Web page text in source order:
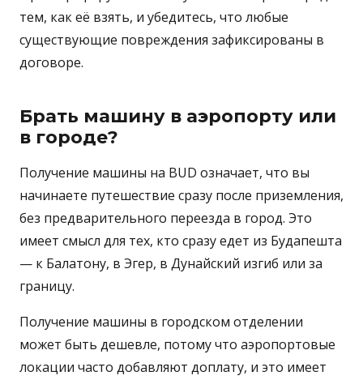
тем, как её взять, и убедитесь, что любые
существующие повреждения зафиксированы в
договоре.
Брать машину в аэропорту или
в городе?
Получение машины на BUD означает, что вы
начинаете путешествие сразу после приземления,
без предварительного переезда в город. Это
имеет смысл для тех, кто сразу едет из Будапешта
— к Балатону, в Эгер, в Дунайский изгиб или за
границу.
Получение машины в городском отделении
может быть дешевле, потому что аэропортовые
локации часто добавляют доплату, и это имеет